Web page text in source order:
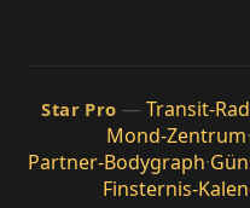
Star Pro — Transit-
Mond-Zentrum·
Partner-Bodygraph·
Finsternis-